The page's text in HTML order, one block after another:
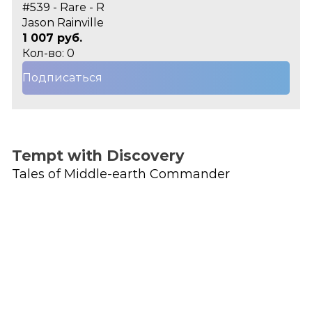
#539 - Rare - R
Jason Rainville
1 007 руб.
Кол-во: 0
Подписаться
Tempt with Discovery
Tales of Middle-earth Commander